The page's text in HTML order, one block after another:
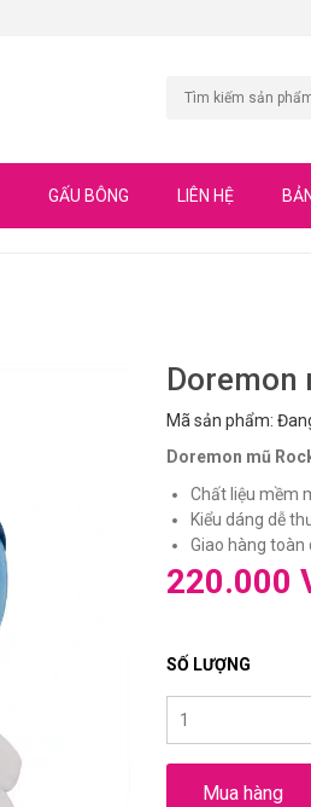
GẤU BÔNG LIÊN HỆ
Doremon
Mã sản phẩm:
Doremon mũ
Chất liệu mềm
Kiểu dáng dễ
Giao hàng toàn
220.000
SỐ LƯỢNG
Mua hàng